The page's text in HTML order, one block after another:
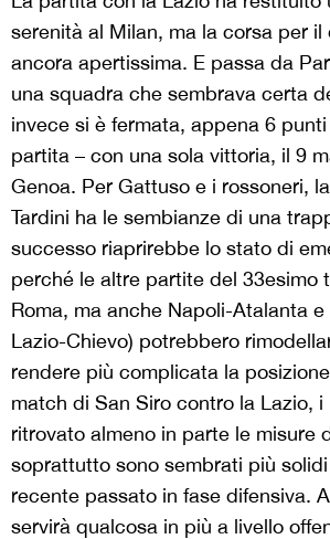
serenità al Milan, ma la corsa per
ancora apertissima. E passa da
una squadra che sembrava certa
invece si è fermata, appena 6
partita – con una sola vittoria, il 9
Genoa. Per Gattuso e i rossoneri,
Tardini ha le sembianze di una
successo riaprirebbe lo stato di
perché le altre partite del 33esimo
Roma, ma anche Napoli-Atalanta
Lazio-Chievo) potrebbero
rendere più complicata la
match di San Siro contro la Lazio, i
ritrovato almeno in parte le misure
soprattutto sono sembrati più
recente passato in fase difensiva.
servirà qualcosa in più a livello